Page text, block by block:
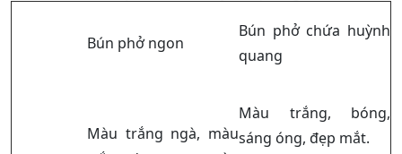
Bún phở ngon
Bún phở chứa huỳnh
quang
Màu trắng ngà, màu
Màu trắng, bóng,
sáng óng, đẹp mắt.